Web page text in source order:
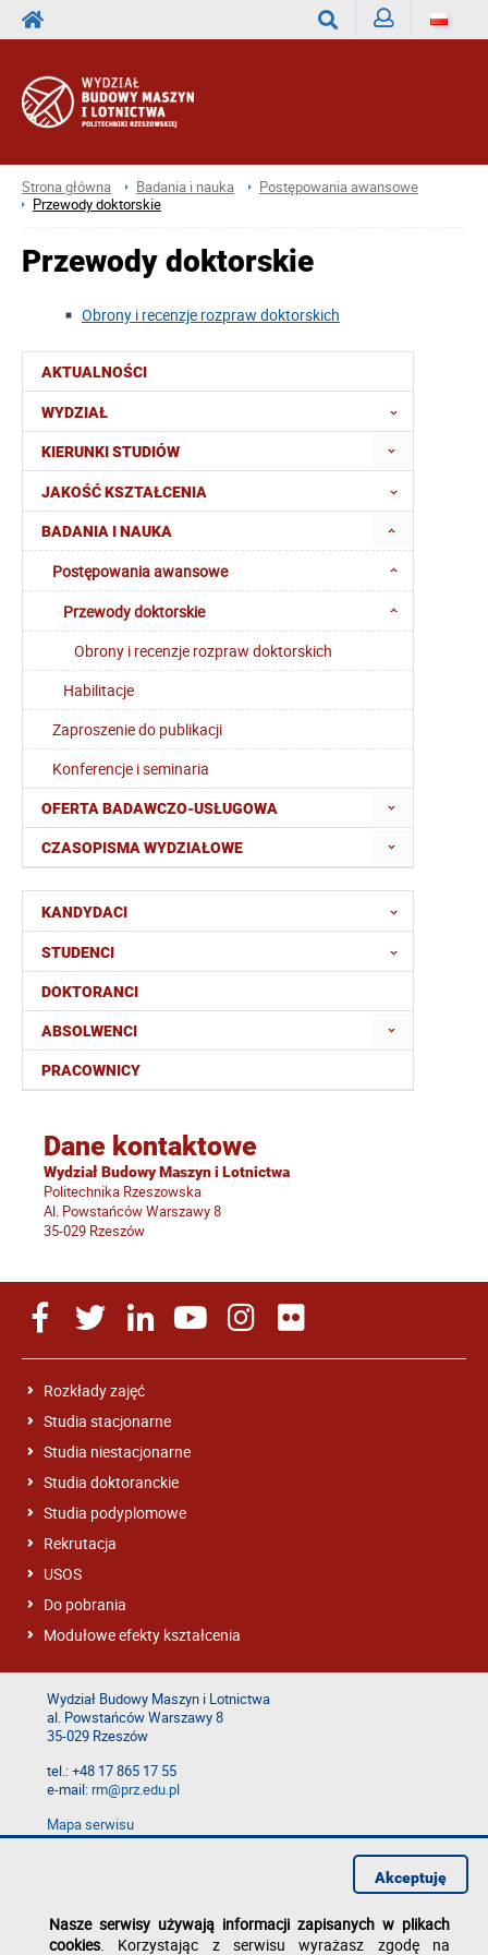
Strona główna Badania i nauka
Postępowania awansowe
Przewody doktorskie
AKTUALNOŚCI
WYDZIAŁ
KIERUNKI STUDIÓW
JAKOŚĆ KSZTAŁCENIA
BADANIA I NAUKA
Postępowania awansowe
Przewody doktorskie
Obrony i recenzje rozpraw doktorskich
Habilitacje
Zaproszenie do publikacji
Konferencje i seminaria
OFERTA BADAWCZO-USŁUGOWA
CZASOPISMA WYDZIAŁOWE
KANDYDACI
STUDENCI
DOKTORANCI
ABSOLWENCI
PRACOWNICY
Dane kontaktowe
Wydział Budowy Maszyn i Lotnictwa
Politechnika Rzeszowska
Al. Powstańców Warszawy 8
35-029 Rzeszów
Przewody doktorskie
Obrony i recenzje rozpraw doktorskich
Rozkłady zajęć
Studia stacjonarne
Studia niestacjonarne
Studia doktoranckie
Studia podyplomowe
Rekrutacja
USOS
Do pobrania
Modułowe efekty kształcenia
Wydział Budowy Maszyn i Lotnictwa
al. Powstańców Warszawy 8
35-029 Rzeszów
tel.: +48 17 865 17 55
e-mail:rm@prz.edu.pl
Mapa serwisu
Deklaracja dostępności
Nasze serwisy używają informacji zapisanych w plikach
cookies. Korzystając z serwisu wyrażasz zgodę na
Akceptuję